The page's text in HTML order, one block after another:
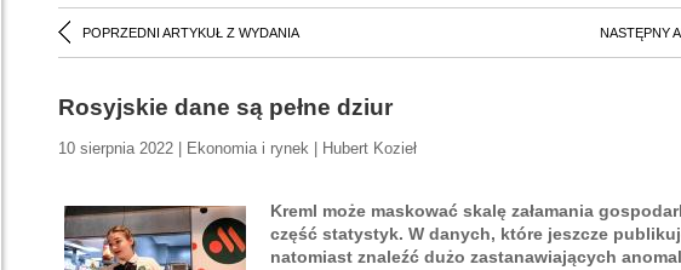
POPRZEDNI ARTYKUŁ Z WYDANIA NASTĘPNY
Rosyjskie dane są pełne dziur
10 sierpnia 2022 | Ekonomia i rynek | Hubert Kozieł
Kreml może maskować skalę załamania
część statystyk. W danych, które jeszcze
natomiast znaleźć dużo zastanawiających